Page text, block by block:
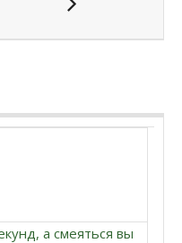
а смеяться вы